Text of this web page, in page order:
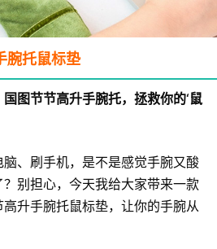
腕托鼠标垫
图节节高升手腕托，拯救你的‘鼠
、刷手机，是不是感觉手腕又酸
别担心，今天我给大家带来一款
升手腕托鼠标垫，让你的手腕从